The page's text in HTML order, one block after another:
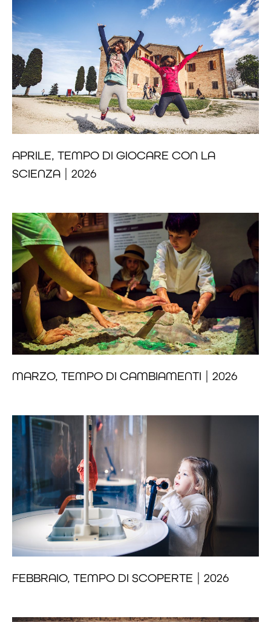
APRILE, TEMPO DI GIOCARE CON LA
SCIENZA | 2026
MARZO, TEMPO DI CAMBIAMENTI | 2026
FEBBRAIO, TEMPO DI SCOPERTE | 2026